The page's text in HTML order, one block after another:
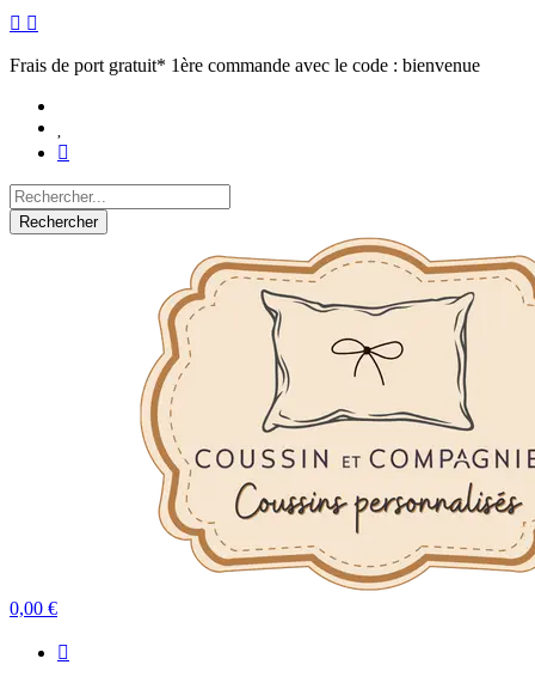
Frais de port gratuit* 1ère commande avec le code : bienvenue
Rechercher
0,00 €